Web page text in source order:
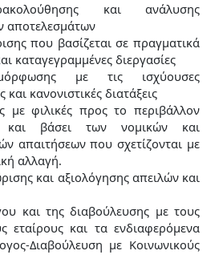
και ανάλυσης
αποτελεσμάτων
που βασίζεται σε πραγματικά
καταγεγραμμένες διεργασίες
με τις ισχύουσες
και κανονιστικές διατάξεις
με φιλικές προς το περιβάλλον
και βάσει των νομικών και
απαιτήσεων που σχετίζονται με
αλλαγή.
και αξιολόγησης απειλών και
και της διαβούλευσης με τους
εταίρους και τα ενδιαφερόμενα
Διαβούλευση με Κοινωνικούς